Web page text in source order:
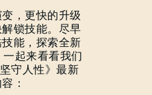
，更快的升级
锁技能。尽早
能，探索全新
一起来看看我们
守人性》最新
：